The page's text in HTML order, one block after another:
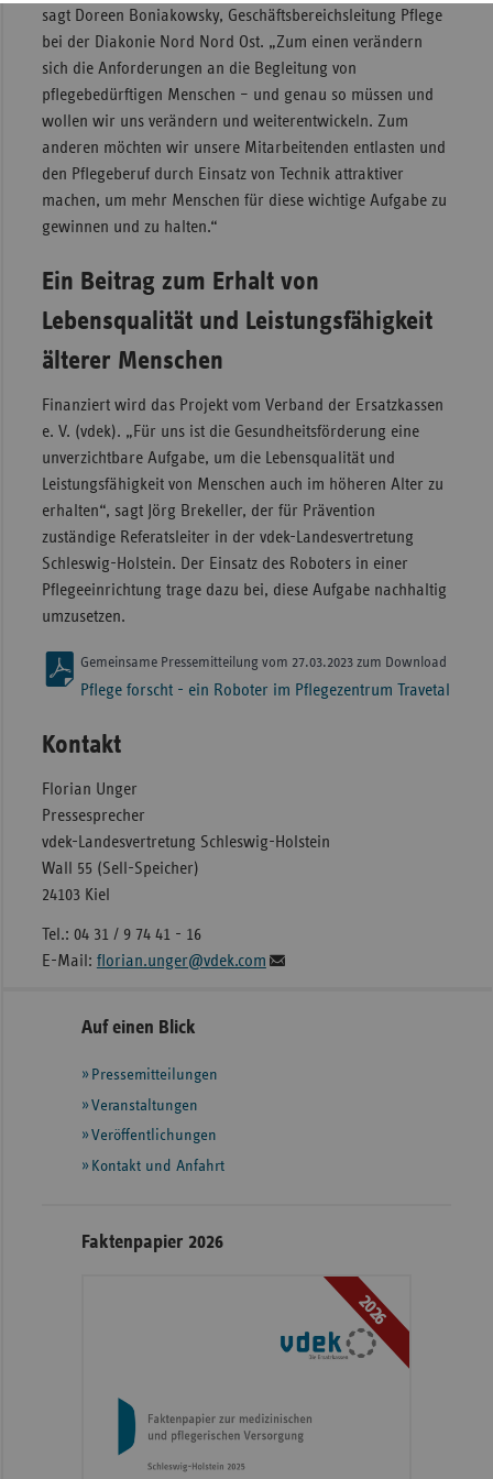
sagt Doreen Boniakowsky, Geschäftsbereichsleitung Pflege
bei der Diakonie Nord Nord Ost. „Zum einen verändern
sich die Anforderungen an die Begleitung von
pflegebedürftigen Menschen – und genau so müssen und
wollen wir uns verändern und weiterentwickeln. Zum
anderen möchten wir unsere Mitarbeitenden entlasten und
den Pflegeberuf durch Einsatz von Technik attraktiver
machen, um mehr Menschen für diese wichtige Aufgabe zu
gewinnen und zu halten.“
Ein Beitrag zum Erhalt von
Lebensqualität und Leistungsfähigkeit
älterer Menschen
Finanziert wird das Projekt vom Verband der Ersatzkassen
e. V. (vdek). „Für uns ist die Gesundheitsförderung eine
unverzichtbare Aufgabe, um die Lebensqualität und
Leistungsfähigkeit von Menschen auch im höheren Alter zu
erhalten“, sagt Jörg Brekeller, der für Prävention
zuständige Referatsleiter in der vdek-Landesvertretung
Schleswig-Holstein. Der Einsatz des Roboters in einer
Pflegeeinrichtung trage dazu bei, diese Aufgabe nachhaltig
umzusetzen.
Gemeinsame Pressemitteilung vom 27.03.2023 zum Download
Pflege forscht - ein Roboter im Pflegezentrum Travetal
Kontakt
Florian Unger
Pressesprecher
vdek-Landesvertretung Schleswig-Holstein
Wall 55 (Sell-Speicher)
24103 Kiel
Tel.: 04 31 / 9 74 41 - 16
E-Mail: florian.unger@vdek.com
Seitennavigation
Seitenleiste
weiteren
Informationen
Auf einen Blick
Pressemitteilungen
Veranstaltungen
Veröffentlichungen
Kontakt und Anfahrt
Faktenpapier 2026
2026